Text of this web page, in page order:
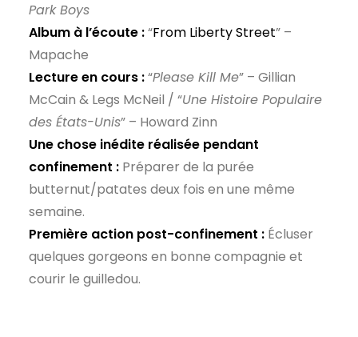
Park Boys
Album à l’écoute :“From Liberty Street” –
Mapache
Lecture en cours :“Please Kill Me” – Gillian
McCain & Legs McNeil / “Une Histoire Populaire
des États-Unis” – Howard Zinn
Une chose inédite réalisée pendant
confinement : Préparer de la purée
butternut/patates deux fois en une même
semaine.
Première action post-confinement : Écluser
quelques gorgeons en bonne compagnie et
courir le guilledou.